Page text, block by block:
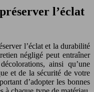
l’éclat
l’éclat et la durabilité
négligé peut entraîner
ainsi qu’une
et de la sécurité de votre
d’adopter les bonnes